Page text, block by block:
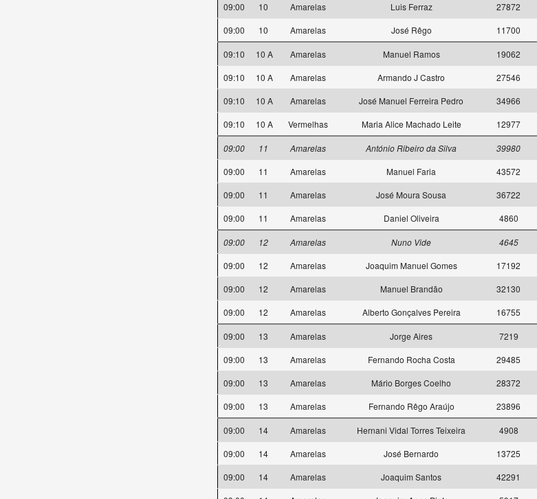
09:00
10 Amarelas Luis Ferraz 27872
09:00
10 Amarelas José Rêgo 11700
09:10 10 A Amarelas Manuel Ramos 19062
09:10
10 A Amarelas Armando J Castro 27546
09:10
10 A Amarelas José Manuel Ferreira Pedro 34966
09:10
10 A Vermelhas Maria Alice Machado Leite 12977
09:00 11 Amarelas António Ribeiro da Silva 39980
09:00
11 Amarelas Manuel Faria 43572
09:00
11 Amarelas José Moura Sousa 36722
09:00
11 Amarelas Daniel Oliveira 4860
09:00 12 Amarelas Nuno Vide 4645
09:00
12 Amarelas Joaquim Manuel Gomes 17192
09:00
12 Amarelas Manuel Brandão 32130
09:00
12 Amarelas Alberto Gonçalves Pereira 16755
09:00 13 Amarelas Jorge Aires 7219
09:00
13 Amarelas Fernando Rocha Costa 29485
09:00
13 Amarelas Mário Borges Coelho 28372
09:00
13 Amarelas Fernando Rêgo Araújo 23896
09:00 14 Amarelas Hernani Vidal Torres Teixeira 4908
09:00
14 Amarelas José Bernardo 13725
09:00
14 Amarelas Joaquim Santos 42291